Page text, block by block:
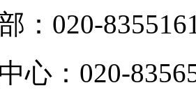
：020-
心：020-